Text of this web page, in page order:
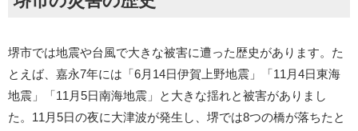
堺市では地震や台風で大きな被害に遭った歴史があります。た
とえば、嘉永7年には「6月14日伊賀上野地震」「11月4日東海
地震」「11月5日南海地震」と大きな揺れと被害がありまし
た。11月5日の夜に大津波が発生し、堺では8つの橋が落ちたと